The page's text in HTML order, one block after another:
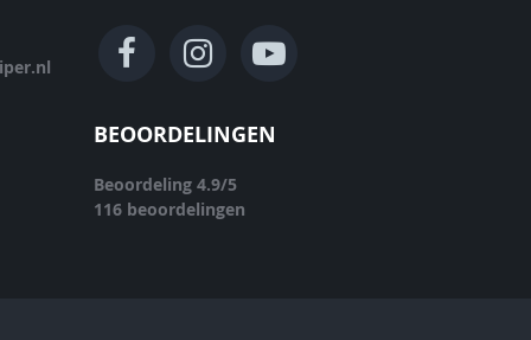
BEOORDELINGEN
Beoordeling 4.9/5
116 beoordelingen